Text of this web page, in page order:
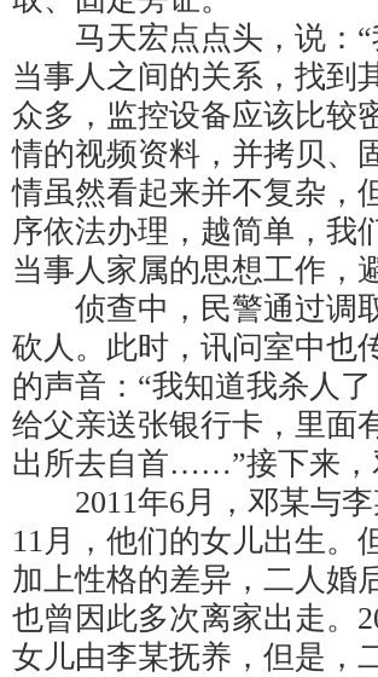
马天宏点点头，说：“
当事人之间的关系，找到
众多，监控设备应该比较
情的视频资料，并拷贝、
情虽然看起来并不复杂，
序依法办理，越简单，我
当事人家属的思想工作，
侦查中，民警通过调取
砍人。此时，讯问室中也
的声音：“我知道我杀人
给父亲送张银行卡，里面
出所去自首……”接下来，
2011年6月，邓某与李
11月，他们的女儿出生。
加上性格的差异，二人婚
也曾因此多次离家出走。
女儿由李某抚养，但是，